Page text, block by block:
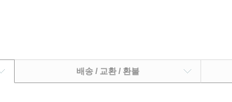
배송 / 교환 / 환불